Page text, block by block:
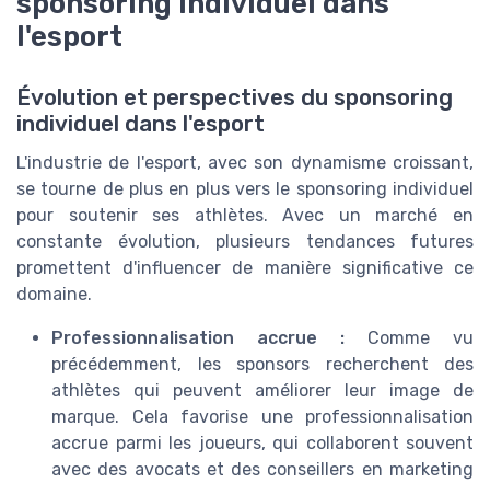
l'esport
Évolution et perspectives du sponsoring
individuel dans l'esport
L'industrie de l'esport, avec son dynamisme croissant,
se tourne de plus en plus vers le sponsoring individuel
pour soutenir ses athlètes. Avec un marché en
constante évolution, plusieurs tendances futures
promettent d'influencer de manière significative ce
domaine.
Professionnalisation accrue : Comme vu
précédemment, les sponsors recherchent des
athlètes qui peuvent améliorer leur image de
marque. Cela favorise une professionnalisation
accrue parmi les joueurs, qui collaborent souvent
avec des avocats et des conseillers en marketing